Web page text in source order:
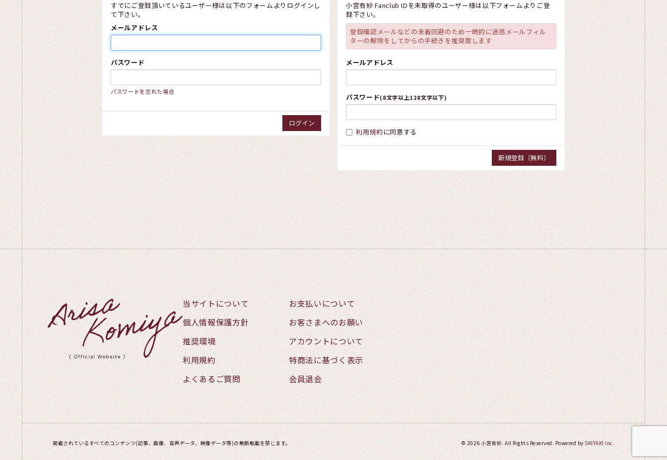
すでにご登録頂いているユーザー様は以下のフォームよりログインし
て下さい。
メールアドレス
パスワード
パスワードを忘れた場合
小宮有紗 Fanclub IDを未取得のユーザー様は以下フォームよりご登
録下さい。
登録確認メールなどの未着回避のため一時的に迷惑メールフィル
ターの解除をしてからの手続きを推奨致します
メールアドレス
パスワード(8文字以上128文字以下)
利用規約に同意する
当サイトについて
お支払いについて
個人情報保護方針
お客さまへのお願い
推奨環境
アカウントについて
利用規約
特商法に基づく表示
よくあるご質問
会員退会
掲載されているすべてのコンテンツ(記事、画像、音声データ、映像データ等)の無断転載を禁じます。 © 2026 小宮有紗. All Rights Reserved. Powered by SKIYAKI Inc.